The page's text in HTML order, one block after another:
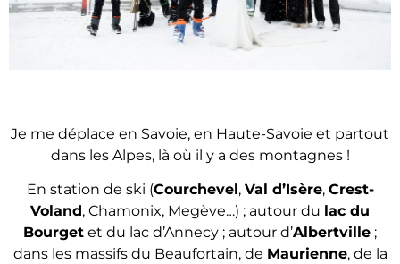
Je me déplace en Savoie, en Haute-Savoie et partout
dans les Alpes, là où il y a des montagnes !
En station de ski (Courchevel, Val d’Isère, Crest-
Voland, Chamonix, Megève…) ; autour du lac du
Bourget et du lac d’Annecy ; autour d’Albertville ;
dans les massifs du Beaufortain, de Maurienne, de la